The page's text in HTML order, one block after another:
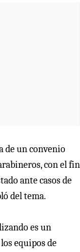
de un convenio
con el fin
ante casos de
del tema.
es un
equipos de